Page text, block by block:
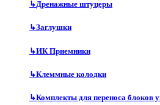
↳Дренажные штуцеры
↳Заглушки
↳ИК Приемники
↳Клеммные колодки
↳Комплекты для переноса блоков